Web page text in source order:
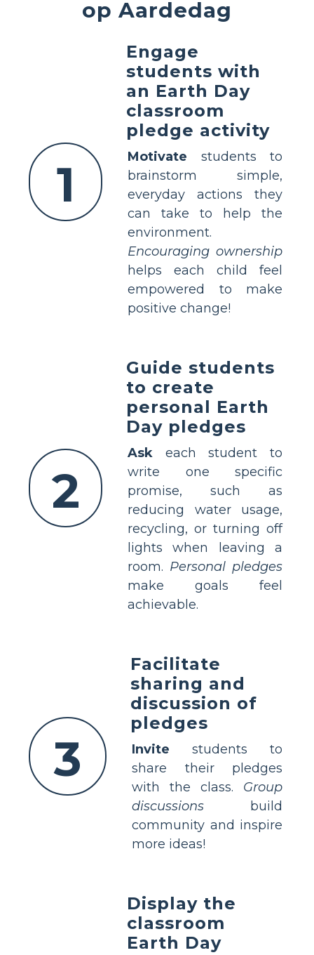
op Aardedag
1
Engage
students with
an Earth Day
classroom
pledge activity
Motivate students to
brainstorm simple,
everyday actions they
can take to help the
environment.
Encouraging ownership
helps each child feel
empowered to make
positive change!
2
Guide students
to create
personal Earth
Day pledges
Ask each student to
write one specific
promise, such as
reducing water usage,
recycling, or turning off
lights when leaving a
room. Personal pledges
make goals feel
achievable.
3
Facilitate
sharing and
discussion of
pledges
Invite students to
share their pledges
with the class. Group
discussions build
community and inspire
more ideas!
Display the
classroom
Earth Day